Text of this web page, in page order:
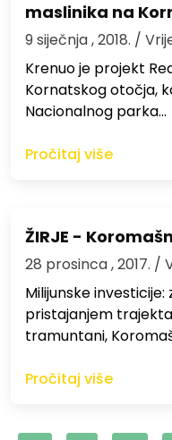
maslinika na
9 siječnja , 2018. /
Krenuo je projekt
Kornatskog otočja,
Nacionalnog parka…
Pročitaj više
ŽIRJE -
28 prosinca , 2017. /
Milijunske
pristajanjem
tramuntani,
Pročitaj više